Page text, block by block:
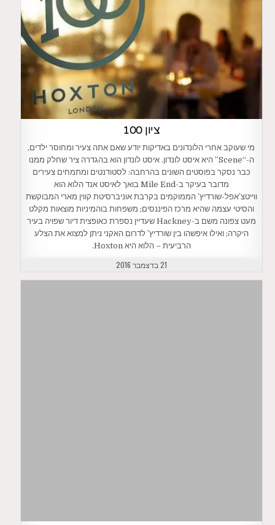
ציון 100
מי שעוקב אחרי הלונדונים באדיקות יודע שאם אתה צעיר ומחוסר ילדים,
ה-“Scene” היא איסט לונדון. איסט לונדון הוא בהגדרה ציר שחלק ממנו
כבר נסקר בפוסטים השונים בהרחבה: לסטודנטים ומתמחים צעירים
מדובר בעיקר ב-Mile End בואך לאיסט אנד הלוא הוא
ווייטצ’אפל-שורדיץ’ הממוקמים בקרבת אוניברסיטת קווין מארי המבוקשת
והסיטי עצמה שהיא מרכז הפיננסים; משפחות בוהמיניות מוצאות מקלט
מעט צפונה משם ב-Hackney שעדיין נספרת כאופצית דיור שפויה בעיר
היקרה; ואילו איפשהו בין שורדיץ’ לדרום האקני ניתן למצוא את הצלע
הרביעית – הלוא היא Hoxton.
21 בדצמבר 2016